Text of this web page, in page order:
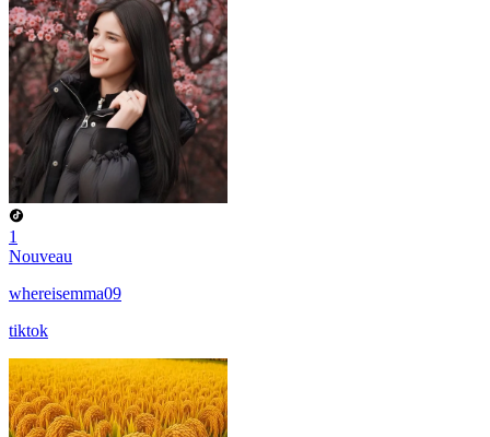
1
Nouveau
whereisemma09
tiktok